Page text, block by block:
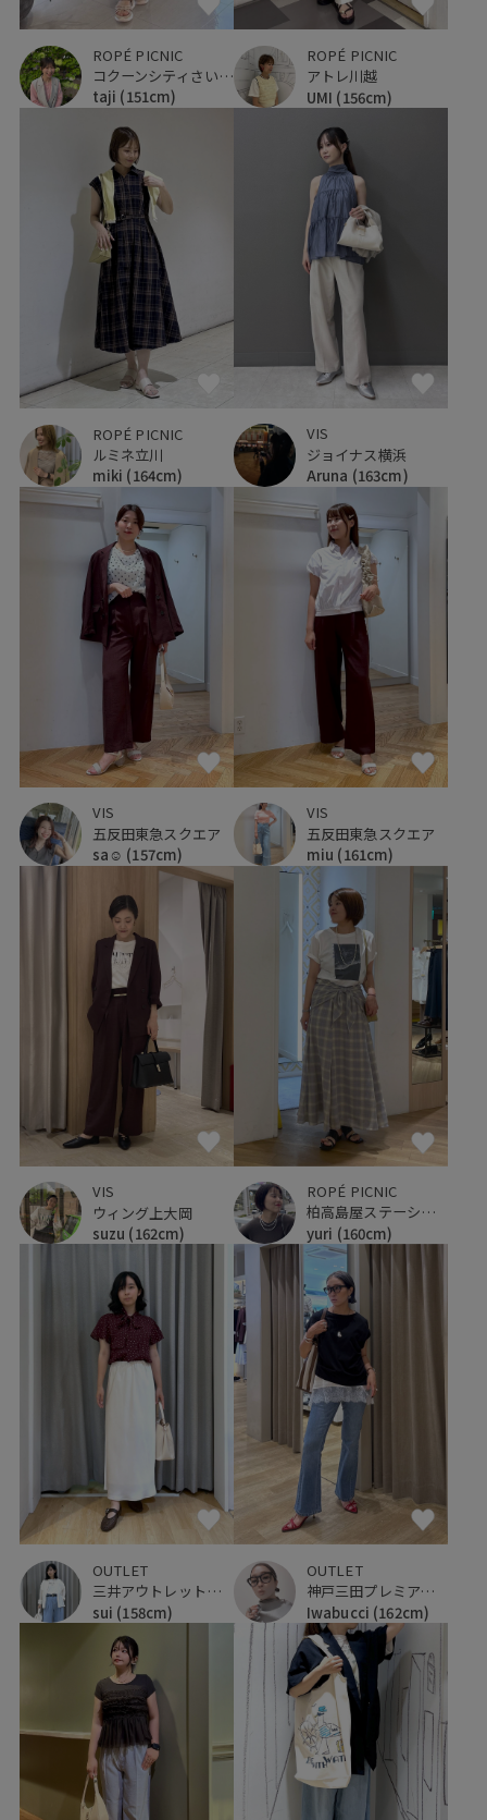
ROPÉ PICNIC
コクーンシティさいたま新都心
taji (151cm)
ROPÉ PICNIC
アトレ川越
UMI (156cm)
ROPÉ PICNIC
ルミネ立川
miki (164cm)
VIS
ジョイナス横浜
Aruna (163cm)
VIS
五反田東急スクエア
sa☺︎ (157cm)
VIS
五反田東急スクエア
miu (161cm)
VIS
ウィング上大岡
suzu (162cm)
ROPÉ PICNIC
柏高島屋ステーションモール
yuri (160cm)
OUTLET
三井アウトレットパーク ジャズドリーム長島
sui (158cm)
OUTLET
神戸三田プレミアム・アウトレット
Iwabucci (162cm)